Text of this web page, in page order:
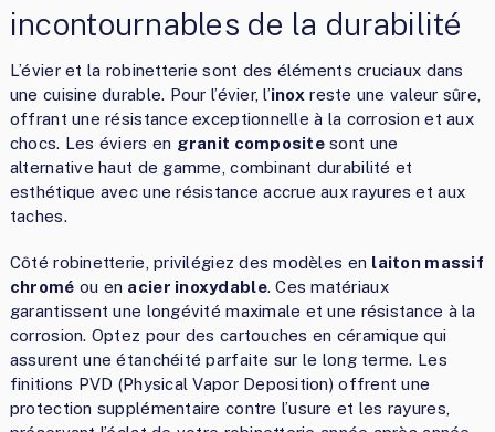
incontournables de la durabilité
L’évier et la robinetterie sont des éléments cruciaux dans
une cuisine durable. Pour l’évier, l’inox reste une valeur sûre,
offrant une résistance exceptionnelle à la corrosion et aux
chocs. Les éviers en granit compositesont une
alternative haut de gamme, combinant durabilité et
esthétique avec une résistance accrue aux rayures et aux
taches.
Côté robinetterie, privilégiez des modèles en laiton massif
chromé ou en acier inoxydable. Ces matériaux
garantissent une longévité maximale et une résistance à la
corrosion. Optez pour des cartouches en céramique qui
assurent une étanchéité parfaite sur le long terme. Les
finitions PVD (Physical Vapor Deposition) offrent une
protection supplémentaire contre l’usure et les rayures,